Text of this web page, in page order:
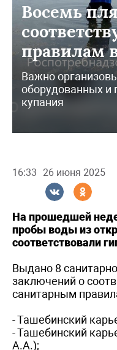
Восемь
правилам
Важно
оборудованных и
купания
16:33 26 июня 2025
На прошедшей
пробы воды из
соответствовали
Выдано 8
заключений о
санитарным
- Ташебинский
- Ташебинский
А.А.);